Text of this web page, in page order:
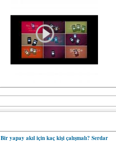
Bir yapay akıl için kaç kişi çalışmalı? Serdar